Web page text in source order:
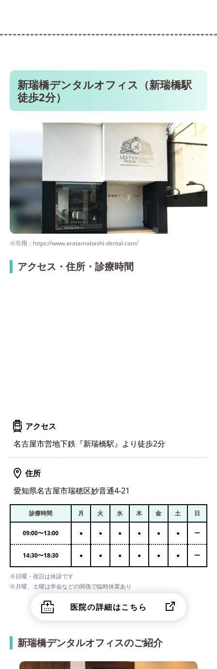
新瑞橋デンタルオフィス（新瑞橋駅
徒歩2分）
※引用：https://www.aratamabashi-dental.com/
アクセス・住所・診療時間
アクセス
名古屋市営地下鉄『新瑞橋駅』より徒歩2分
住所
愛知県名古屋市瑞穂区妙音通4-21
診療時間 月 火 水 木 金 土 日
09:00〜13:00 ● ● ● ● ● ● ー
14:30〜18:30 ● ● ● ● ● ● ー
※日曜・祝日は休診です
※月曜、土曜は学会などの関係で臨時休業あり
医院の詳細はこちら
新瑞橋デンタルオフィスのご紹介